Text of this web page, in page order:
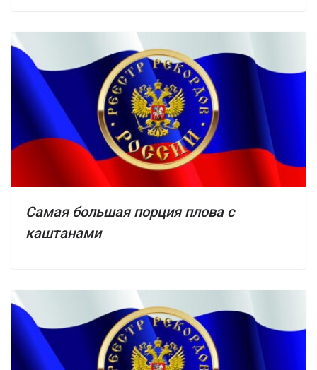
Самая большая порция плова с
каштанами